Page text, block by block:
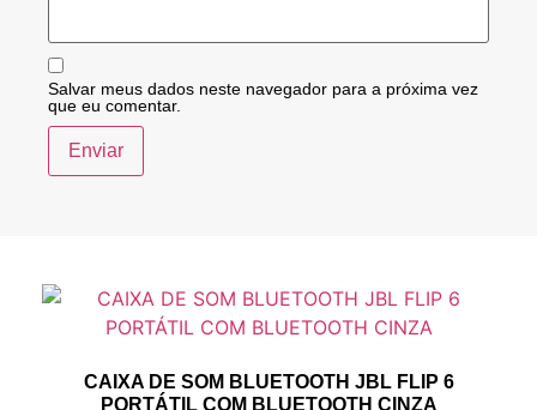
Salvar meus dados neste navegador para a próxima vez
que eu comentar.
CAIXA DE SOM BLUETOOTH JBL FLIP 6
PORTÁTIL COM BLUETOOTH CINZA